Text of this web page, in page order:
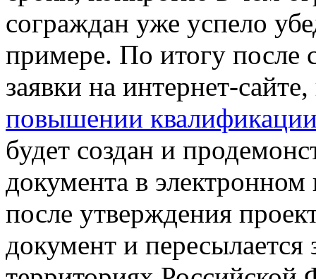
сограждан уже успело
примере. По итогу после
заявки на интернет-
повышении
будет создан и
документа в
после утверждения
документ и пересылается